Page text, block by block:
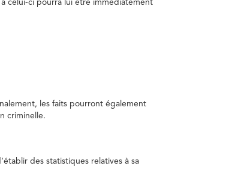
celui-ci pourra lui être immédiatement
les faits pourront également
criminelle.
des statistiques relatives à sa